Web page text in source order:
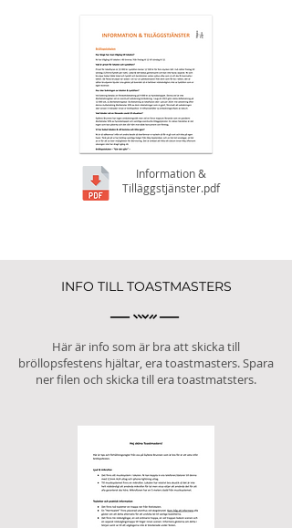
Information &
Tilläggstjänster.pdf
INFO TILL TOASTMASTERS
Här är info som är bra att skicka till
bröllopsfestens hjältar, era toastmasters. Spara
ner filen och skicka till era toastmatsters.